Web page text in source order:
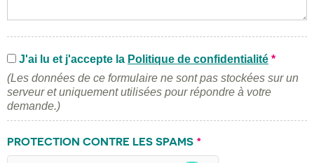
J'ai lu et j'accepte la Politique de confidentialité *
(Les données de ce formulaire ne sont pas stockées sur un
serveur et uniquement utilisées pour répondre à votre
demande.)
PROTECTION CONTRE LES SPAMS *